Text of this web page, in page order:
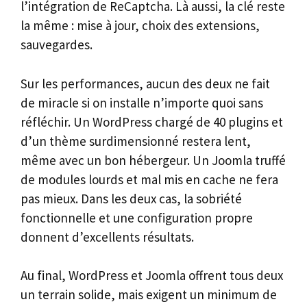
l’intégration de ReCaptcha. Là aussi, la clé reste
la même : mise à jour, choix des extensions,
sauvegardes.
Sur les performances, aucun des deux ne fait
de miracle si on installe n’importe quoi sans
réfléchir. Un WordPress chargé de 40 plugins et
d’un thème surdimensionné restera lent,
même avec un bon hébergeur. Un Joomla truffé
de modules lourds et mal mis en cache ne fera
pas mieux. Dans les deux cas, la sobriété
fonctionnelle et une configuration propre
donnent d’excellents résultats.
Au final, WordPress et Joomla offrent tous deux
un terrain solide, mais exigent un minimum de